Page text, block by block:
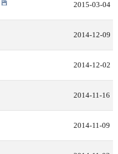
2015-03-04
2014-12-09
2014-12-02
2014-11-16
2014-11-09